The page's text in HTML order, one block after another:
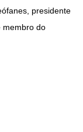
presidente
membro do